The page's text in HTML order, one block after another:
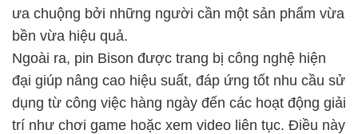
ưa chuộng bởi những người cần một sản phẩm vừa
bền vừa hiệu quả.
Ngoài ra, pin Bison được trang bị công nghệ hiện
đại giúp nâng cao hiệu suất, đáp ứng tốt nhu cầu sử
dụng từ công việc hàng ngày đến các hoạt động giải
trí như chơi game hoặc xem video liên tục. Điều này